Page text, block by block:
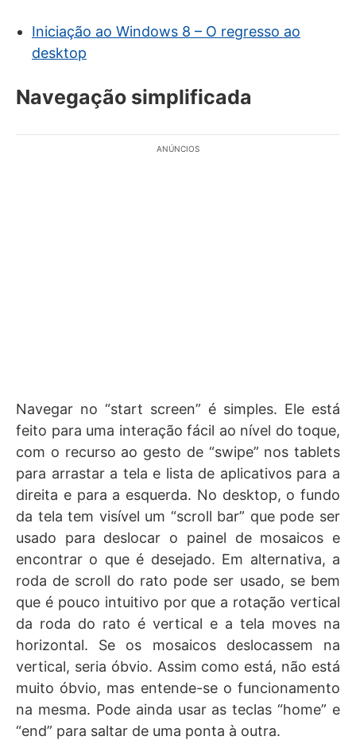
Iniciação ao Windows 8 – O regresso ao
desktop
Navegação simplificada
ANÚNCIOS
Navegar no “start screen” é simples. Ele está
feito para uma interação fácil ao nível do toque,
com o recurso ao gesto de “swipe” nos tablets
para arrastar a tela e lista de aplicativos para a
direita e para a esquerda. No desktop, o fundo
da tela tem visível um “scroll bar” que pode ser
usado para deslocar o painel de mosaicos e
encontrar o que é desejado. Em alternativa, a
roda de scroll do rato pode ser usado, se bem
que é pouco intuitivo por que a rotação vertical
da roda do rato é vertical e a tela moves na
horizontal. Se os mosaicos deslocassem na
vertical, seria óbvio. Assim como está, não está
muito óbvio, mas entende-se o funcionamento
na mesma. Pode ainda usar as teclas “home” e
“end” para saltar de uma ponta à outra.